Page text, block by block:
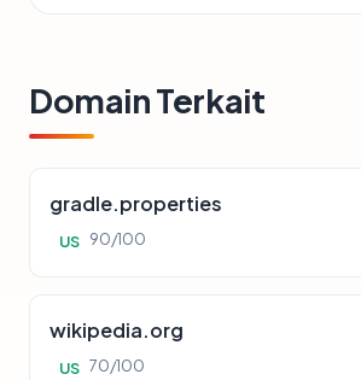
Domain Terkait
gradle.properties
US 90/100
wikipedia.org
US 70/100